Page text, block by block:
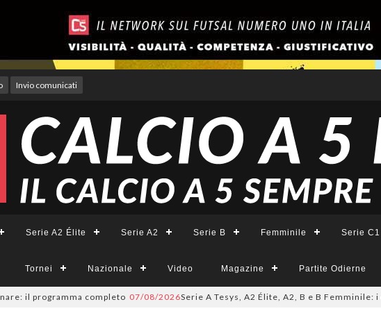
Invio comunicati
Serie A2 Élite Serie A2 Serie B Femminile Serie C1
Tornei Nazionale Video Magazine Partite Odierne
programma completo 07/08/2026Serie A Tesys, A2 Élite, A2, B e B Femminile: i